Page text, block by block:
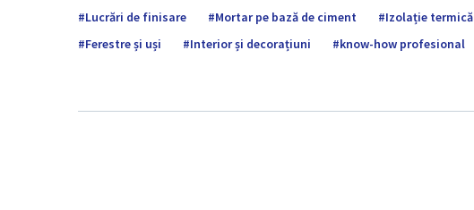
Lucrări de finisare
Mortar pe bază de ciment Izolație termică
Ferestre și uși
Interior și decorațiuni know-how profesional